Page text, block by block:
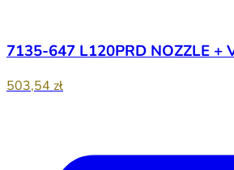
7135-647 L120PRD NOZZLE +
503,54 zł